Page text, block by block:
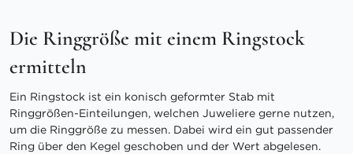
Die Ringgröße mit einem Ringstock
ermitteln
Ein Ringstock ist ein konisch geformter Stab mit
Ringgrößen-Einteilungen, welchen Juweliere gerne nutzen,
um die Ringgröße zu messen. Dabei wird ein gut passender
Ring über den Kegel geschoben und der Wert abgelesen.